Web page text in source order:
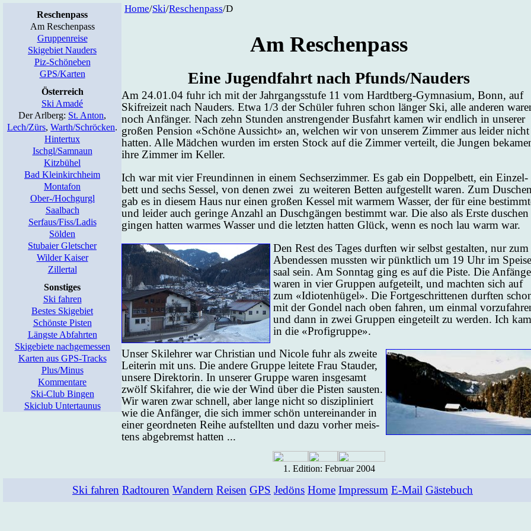
Home/Ski/Re­schen­pass/D
Am Re­schen­pass
Ei­ne Ju­gend­fahrt nach Pfunds/Nau­ders
Am 24.01.04 fuhr ich mit der Jahr­gangs­stu­fe 11 vom Hardt­berg-Gym­na­si­um, Bonn, auf
Ski­frei­zeit nach Nau­ders. Et­wa 1/3 der Schü­ler fuh­ren schon län­ger Ski, al­le an­de­ren
noch An­fän­ger. Nach zehn Stun­den an­stren­gen­der Bus­fahrt ka­men wir end­lich in un­se­rer
gro­ßen Pen­si­on «Schö­ne Aus­sicht» an, wel­chen wir von un­se­rem Zim­mer aus lei­der nicht
hat­ten. Al­le Mäd­chen wur­den im ers­ten Stock auf die Zim­mer ver­teilt, die Jun­gen
ih­re Zim­mer im Kel­ler.
Ich war mit vier Freun­din­nen in ei­nem Sechs­er­zim­mer. Es gab ein Dop­pel­bett, ein Ein­zel­
bett und sechs Ses­sel, von de­nen zwei zu wei­te­ren Bet­ten auf­ge­stellt wa­ren. Zum Du­schen
gab es in die­sem Haus nur ei­nen gro­ßen Kes­sel mit war­mem Was­ser, der für ei­ne
und lei­der auch ge­rin­ge An­zahl an Dusch­gän­gen be­stimmt war. Die al­so als Ers­te du­schen
gin­gen hat­ten war­mes Was­ser und die letz­ten hat­ten Glück, wenn es noch lau warm war.
Den Rest des Ta­ges durf­ten wir selbst ge­stal­ten, nur zum
Abend­es­sen muss­ten wir pünkt­lich um 19 Uhr im
saal sein. Am Sonn­tag ging es auf die Pis­te. Die
wa­ren in vier Grup­pen auf­ge­teilt, und mach­ten sich auf
zum «Idio­ten­hü­gel». Die Fort­ge­schrit­te­nen durf­ten
mit der Gon­del nach oben fah­ren, um ein­mal
und dann in zwei Grup­pen ein­ge­teilt zu wer­den. Ich kam
in die «Pro­fi­grup­pe».
Un­ser Ski­leh­rer war Chris­ti­an und Ni­co­le fuhr als zwei­te
Lei­te­rin mit uns. Die an­de­re Grup­pe lei­te­te Frau Stau­der,
un­se­re Di­rek­to­rin. In un­se­rer Grup­pe wa­ren ins­ge­samt
zwölf Ski­fah­rer, die wie der Wind über die Pis­ten saus­ten.
Wir wa­ren zwar schnell, aber lan­ge nicht so dis­zi­pli­niert
wie die An­fän­ger, die sich im­mer schön un­ter­ein­an­der in
ei­ner ge­ord­ne­ten Rei­he auf­stell­ten und da­zu vor­her meis­
tens ab­ge­bremst hat­ten ...
1. Edi­ti­on: Fe­bru­ar 2004
Reschenpass
Am Reschenpass
Gruppenreise
Skigebiet Nauders
Piz-Schöneben
GPS/Karten
Österreich
Ski Amadé
Der Arlberg: St. Anton,
Lech/Zürs, Warth/Schröcken.
Hintertux
Ischgl/Samnaun
Kitzbühel
Bad Kleinkirchheim
Montafon
Ober-/Hochgurgl
Saalbach
Serfaus/Fiss/Ladis
Sölden
Stubaier Gletscher
Wilder Kaiser
Zillertal
Sonstiges
Ski fahren
Bestes Skigebiet
Schönste Pisten
Längste Abfahrten
Skigebiete nachgemessen
Karten aus GPS-Tracks
Plus/Minus
Kommentare
Ski-Club Bingen
Skiclub Untertaunus
Ski fahren Radtouren Wandern Reisen GPS Jedöns Home Impressum E-Mail Gästebuch